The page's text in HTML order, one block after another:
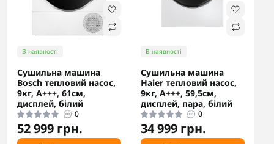
В наявності
Сушильна машина
Bosch тепловий насос,
9кг, A+++, 61см,
дисплей, білий
0
52 999 грн.
В наявності
Сушильна машина
Haier тепловий насос,
9кг, A+++, 59,5см,
дисплей, пара, білий
0
34 999 грн.